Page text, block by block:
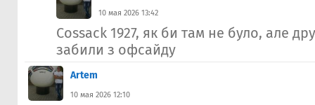
10 мая 2026 13:42
Cossack 1927, як би там не було, але
забили з офсайду
Artem
10 мая 2026 12:10